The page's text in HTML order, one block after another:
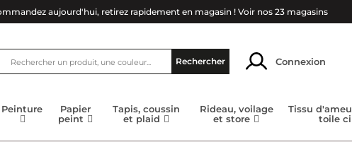
aujourd'hui, retirez rapidement en magasin ! Voir nos 23 magasins
Rechercher Connexion
Peinture
Papier
peint
Tapis, coussin
et plaid
Rideau, voilage
et store
Tissu
toile